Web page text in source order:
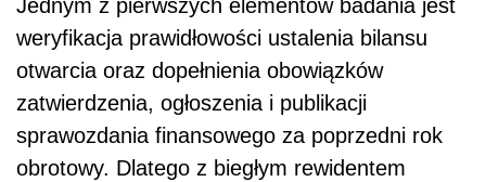
Jednym z pierwszych elementów badania jest
weryfikacja prawidłowości ustalenia bilansu
otwarcia oraz dopełnienia obowiązków
zatwierdzenia, ogłoszenia i publikacji
sprawozdania finansowego za poprzedni rok
obrotowy. Dlatego z biegłym rewidentem